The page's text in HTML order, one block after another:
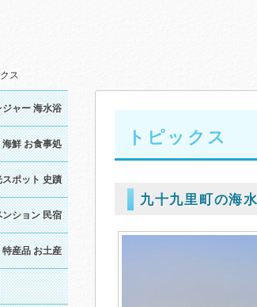
ス
トピックス
九十九里町の海
ャー 海水浴
海鮮 お食事処
スポット 史蹟
ンション 民宿
特産品 お土産